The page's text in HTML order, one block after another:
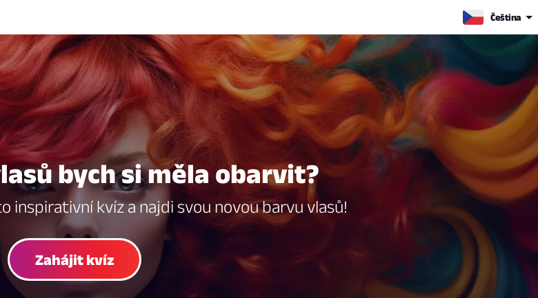
Čeština
bych si měla obarvit?
inspirativní kvíz a najdi svou novou barvu vlasů!
Zahájit kvíz